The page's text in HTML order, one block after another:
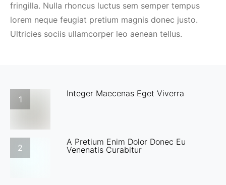
fringilla. Nulla rhoncus luctus sem semper tempus
lorem neque feugiat pretium magnis donec justo.
Ultricies sociis ullamcorper leo aenean tellus.
1
Integer Maecenas Eget Viverra
2
A Pretium Enim Dolor Donec Eu
Venenatis Curabitur